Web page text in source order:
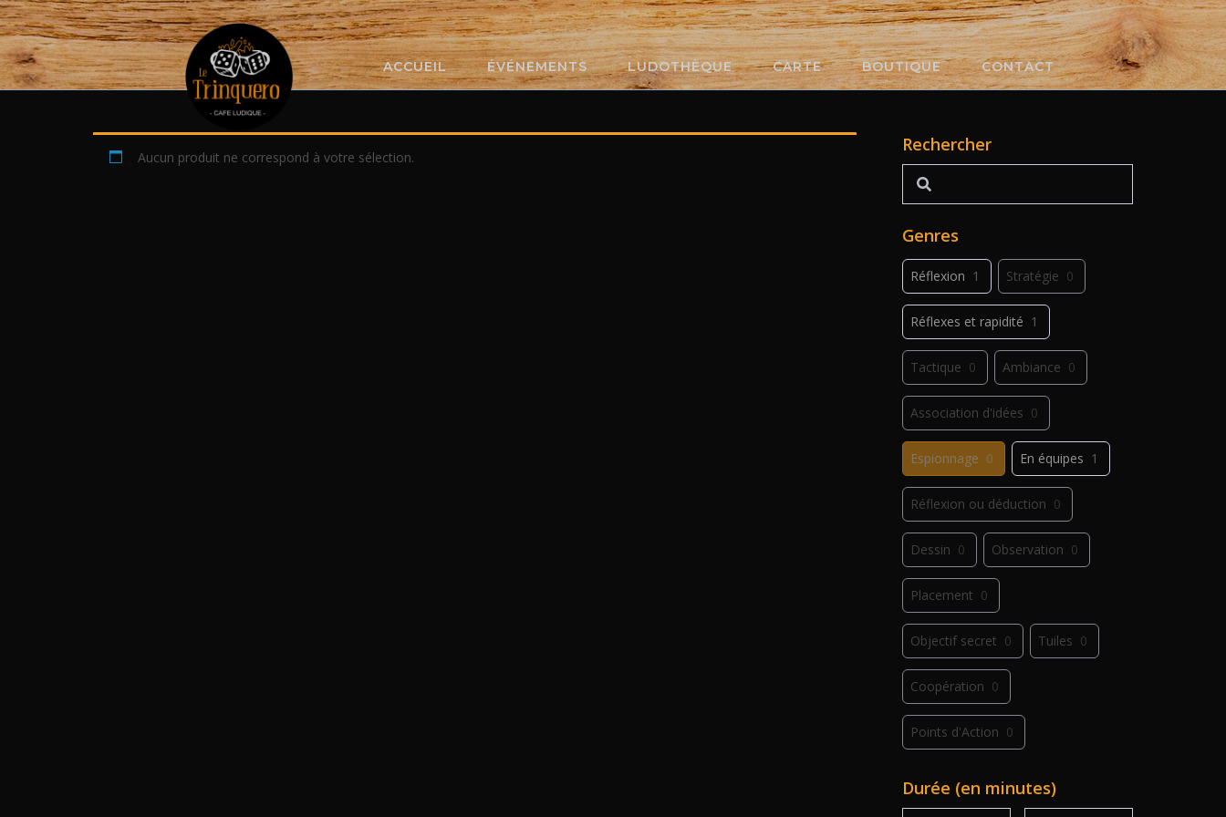
Skip
to
content
ACCUEIL ÉVÉNEMENTS LUDOTHÈQUE CARTE BOUTIQUE CONTACT
Aucun produit ne correspond à votre sélection.
Rechercher
Rechercher
Genres
Réflexion 1 Stratégie 0
Réflexes et rapidité 1
Tactique 0 Ambiance 0
Association d'idées 0
Espionnage 0 En équipes 1
Réflexion ou déduction 0
Dessin 0 Observation 0
Placement 0
Objectif secret 0 Tuiles 0
Coopération 0
Points d'Action 0
Déplacement 0
Durée (en minutes)